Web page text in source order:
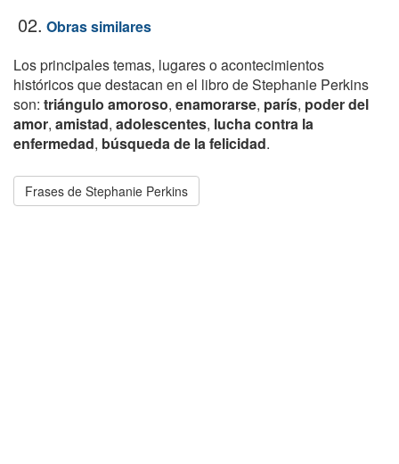
02. Obras similares
Los principales temas, lugares o acontecimientos
históricos que destacan en el libro de Stephanie Perkins
son: triángulo amoroso, enamorarse, parís, poder del
amor, amistad, adolescentes, lucha contra la
enfermedad, búsqueda de la felicidad.
Frases de Stephanie Perkins